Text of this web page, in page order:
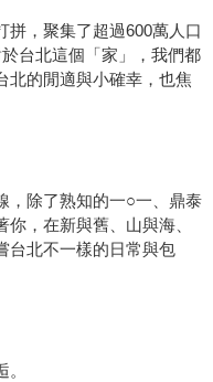
拼，聚集了超過600萬人口
台北這個「家」，我們都
北的閒適與小確幸，也焦
，除了熟知的一○一、鼎泰
，在新與舊、山與海、
台北不一樣的日常與包